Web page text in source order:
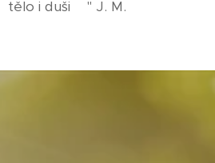
tělo i duši👍" J. M.